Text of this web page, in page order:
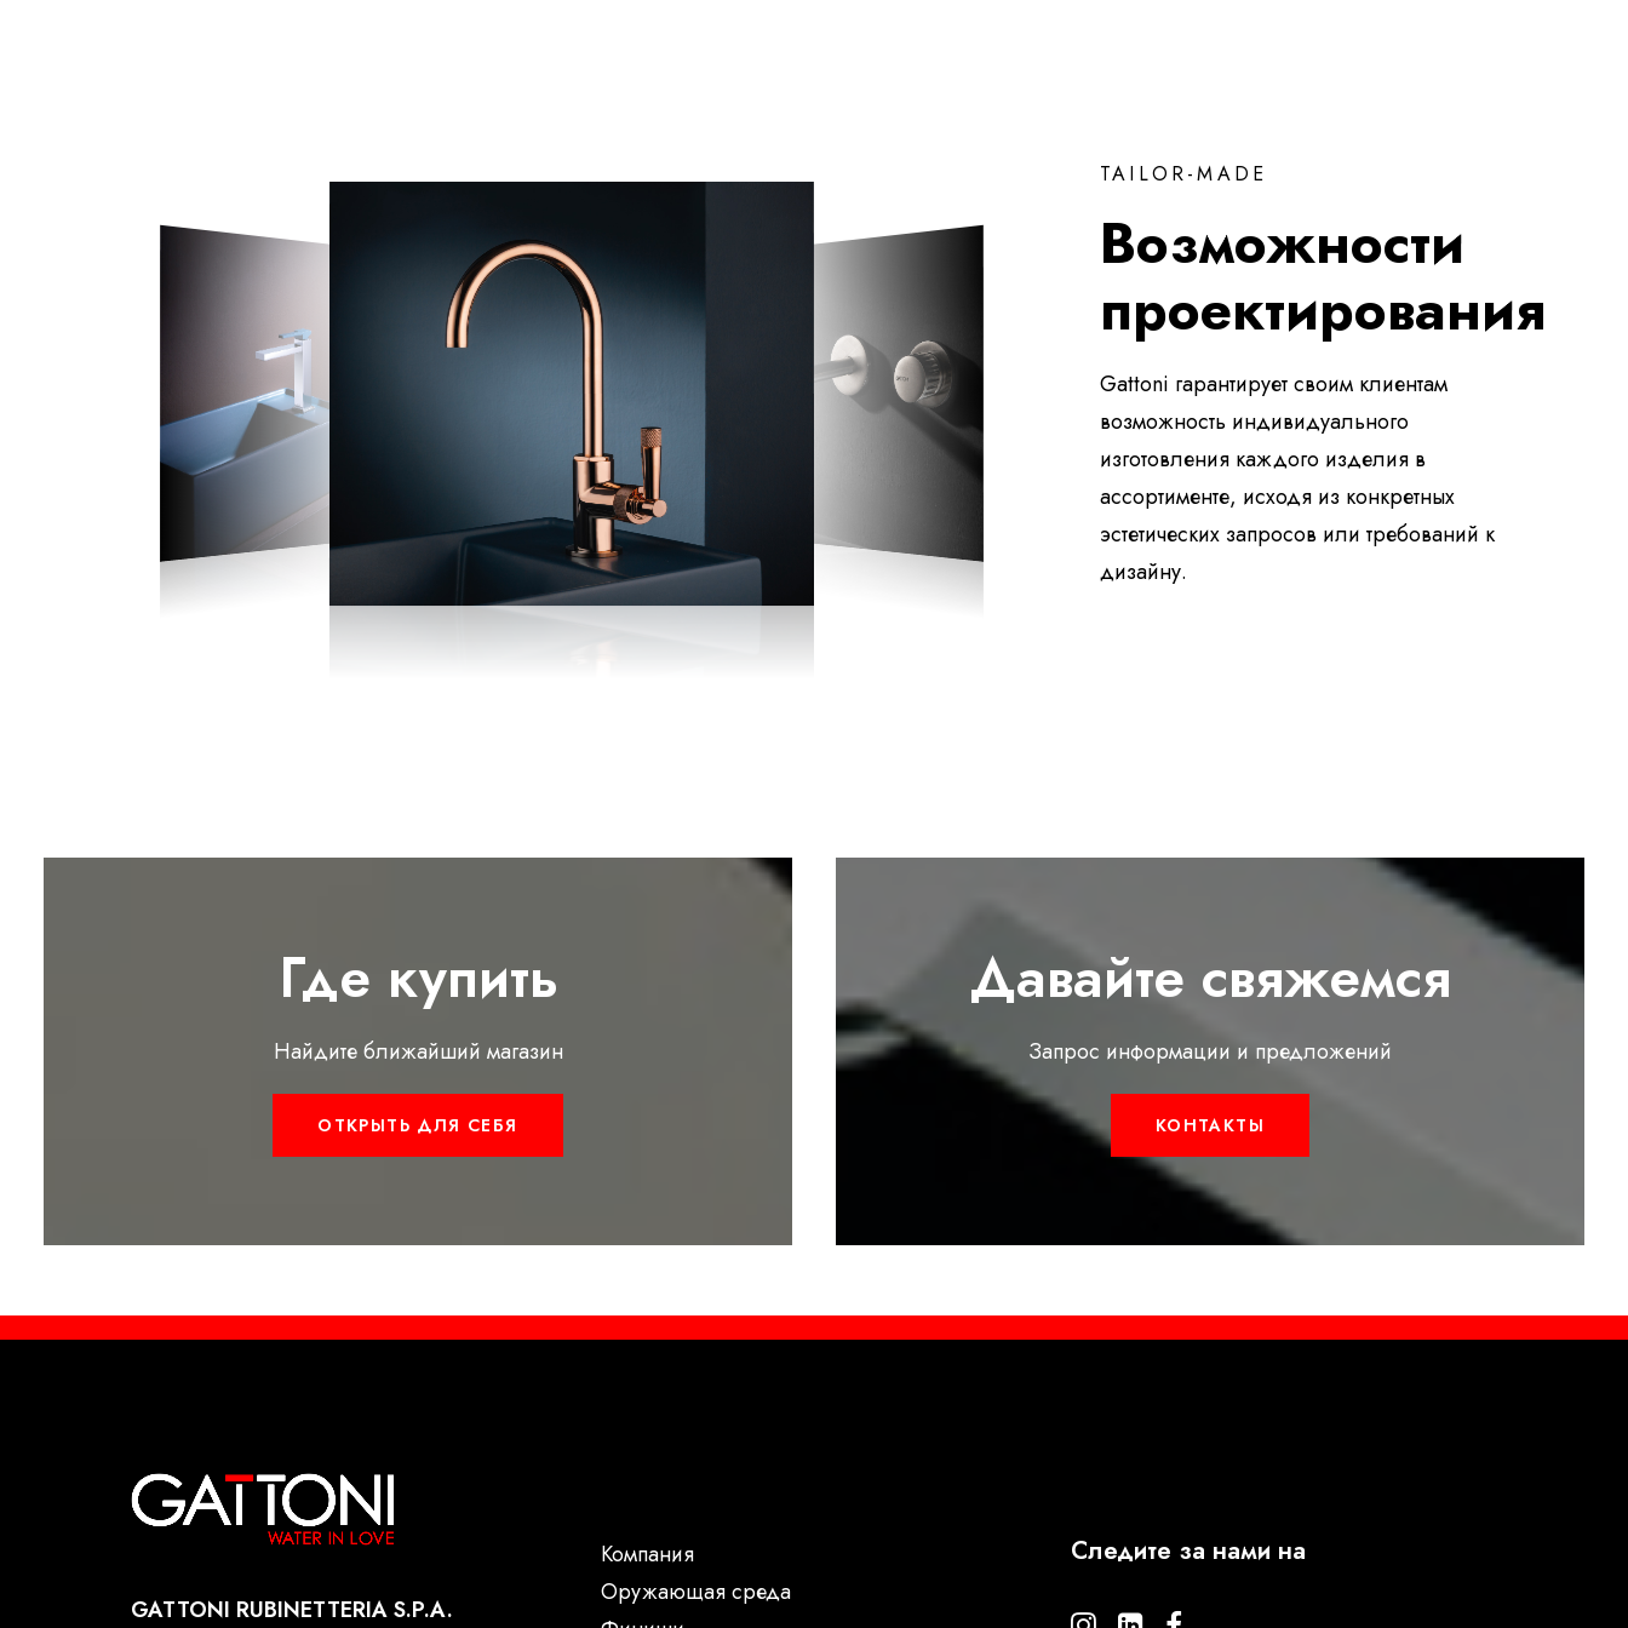
TAILOR-MADE
Возможности
проектирования
Gattoni гарантирует своим клиентам
возможность индивидуального
изготовления каждого изделия в
ассортименте, исходя из конкретных
эстетических запросов или требований к
дизайну.
Где купить
Найдите ближайший магазин
ОТКРЫТЬ ДЛЯ СЕБЯ
Давайте свяжемся
Запрос информации и предложений
КОНТАКТЫ
GATTONI RUBINETTERIA S.P.A.
Компания
Oружающая среда
Следите за нами на